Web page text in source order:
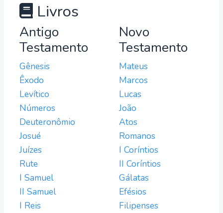
Livros
Antigo
Testamento
Gênesis
Êxodo
Levítico
Números
Deuteronômio
Josué
Juízes
Rute
I Samuel
II Samuel
I Reis
Novo
Testamento
Mateus
Marcos
Lucas
João
Atos
Romanos
I Coríntios
II Coríntios
Gálatas
Efésios
Filipenses